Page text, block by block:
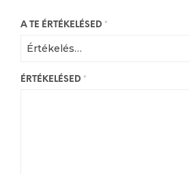
A TE ÉRTÉKELÉSED *
ÉRTÉKELÉSED *